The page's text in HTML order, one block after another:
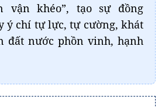
vận khéo”, tạo sự đồng
ý chí tự lực, tự cường, khát
đất nước phồn vinh, hạnh